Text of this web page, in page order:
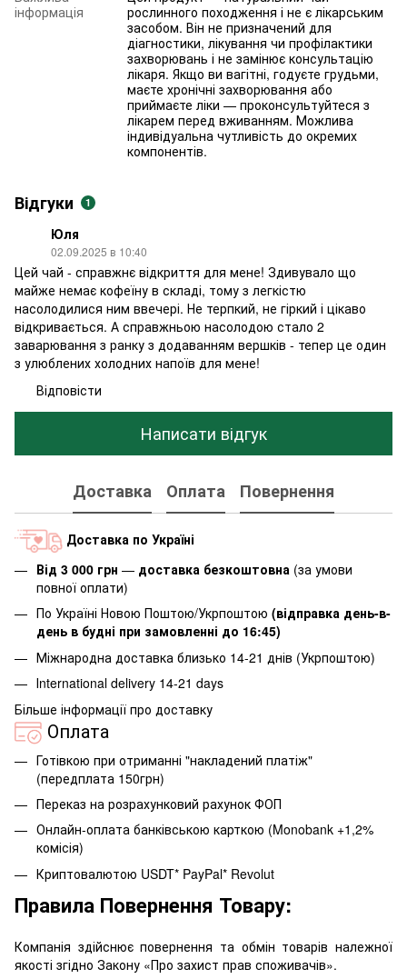
інформація
рослинного походження і не є лікарським
засобом. Він не призначений для
діагностики, лікування чи профілактики
захворювань і не замінює консультацію
лікаря. Якщо ви вагітні, годуєте грудьми,
маєте хронічні захворювання або
приймаєте ліки — проконсультуйтеся з
лікарем перед вживанням. Можлива
індивідуальна чутливість до окремих
компонентів.
Відгуки 1
Юля
02.09.2025 в 10:40
Цей чай - справжнє відкриття для мене! Здивувало що
майже немає кофеїну в складі, тому з легкістю
насолодилися ним ввечері. Не терпкий, не гіркий і цікаво
відкривається. А справжньою насолодою стало 2
заварювання з ранку з додаванням вершків - тепер це один
з улюблених холодних напоїв для мене!
Відповісти
Написати відгук
Доставка Оплата Повернення
Доставка по Україні
Від 3 000 грн — доставка безкоштовна (за умови
повної оплати)
По Україні Новою Поштою/Укрпоштою (відправка день-в-
день в будні при замовленні до 16:45)
Міжнародна доставка близько 14-21 днів (Укрпоштою)
Іnternational delivery 14-21 days
Більше інформації про доставку
Оплата
Готівкою при отриманні "накладений платіж"
(передплата 150грн)
Переказ на розрахунковий рахунок ФОП
Онлайн-оплата банківською карткою (Monobank +1,2%
комісія)
Криптовалютою USDT* PayPal* Revolut
Правила Повернення Товару:
Компанія здійснює повернення та обмін товарів належної
якості згідно Закону «Про захист прав споживачів».